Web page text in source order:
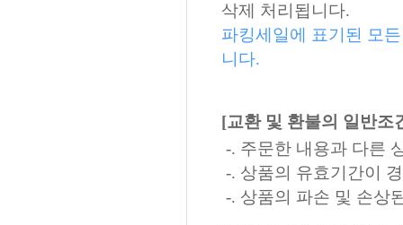
삭제 처리됩니다.
파킹세일에 표기된 모
니다.
[교환 및 환불의 일반조
-. 주문한 내용과 다른
-. 상품의 유효기간이
-. 상품의 파손 및 손상